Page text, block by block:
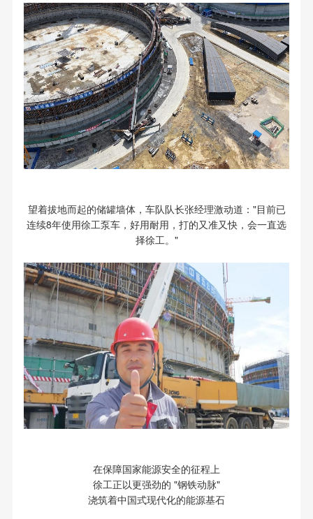
望着拔地而起的储罐墙体，车队队长张经理激动道："目前已
连续8年使用徐工泵车，好用耐用，打的又准又快，会一直选
择徐工。"
在保障国家能源安全的征程上
徐工正以更强劲的 "钢铁动脉"
浇筑着中国式现代化的能源基石